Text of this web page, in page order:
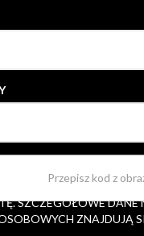
UDZIELENIA MI
SZCZEGÓŁOWE
ZNAJDUJĄ